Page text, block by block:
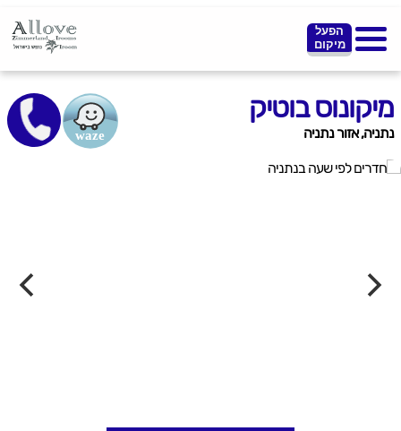
הפעל
מיקום
מיקונוס בוטיק
נתניה, אזור נתניה